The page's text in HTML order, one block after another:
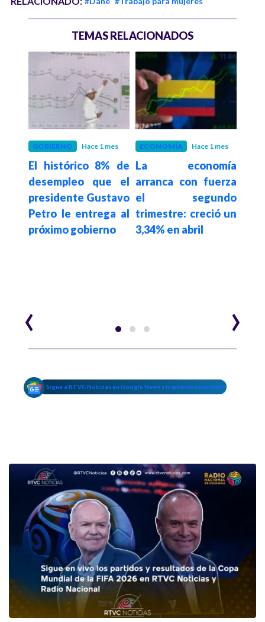
TEMAS RELACIONADOS
GOBIERNO Hace 1 mes
El histórico 8% de
desempleo que el
presidente Gustavo
Petro le entrega al
próximo gobierno
ECONOMÍA Hace 1 mes
La economía
arranca con fuerza
el segundo
trimestre: creció un
3,34% en abril
‹ ›
Sigue a RTVC Noticias en Google News y mantente conectado